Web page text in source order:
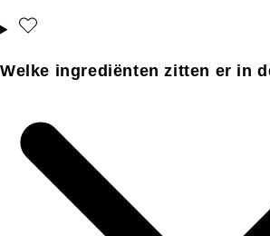
Welke ingrediënten zitten er in